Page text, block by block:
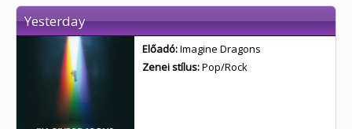
Yesterday
Előadó:Imagine Dragons
Zenei stílus:Pop/Rock